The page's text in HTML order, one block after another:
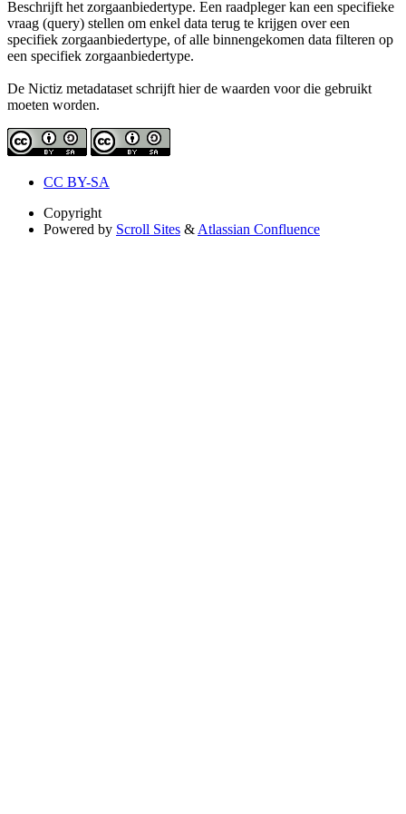
Beschrijft het zorgaanbiedertype. Een raadpleger kan een specifieke
vraag (query) stellen om enkel data terug te krijgen over een
specifiek zorgaanbiedertype, of alle binnengekomen data filteren op
een specifiek zorgaanbiedertype.
De Nictiz metadataset schrijft hier de waarden voor die gebruikt
moeten worden.
CC BY-SA
Copyright
Powered by Scroll Sites & Atlassian Confluence